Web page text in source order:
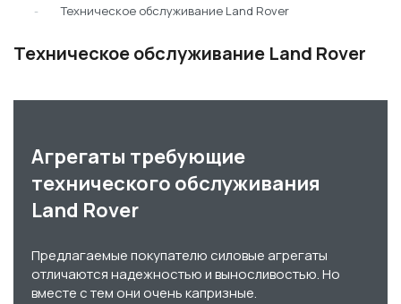
Техническое обслуживание Land Rover
Техническое обслуживание Land Rover
Агрегаты требующие
технического обслуживания
Land Rover
Предлагаемые покупателю силовые агрегаты
отличаются надежностью и выносливостью. Но
вместе с тем они очень капризные.